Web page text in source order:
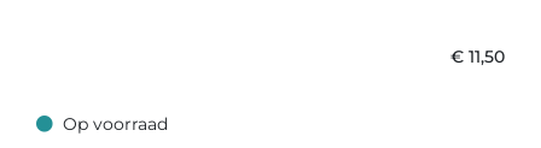
€ 11,50
Op voorraad
Op voorraad